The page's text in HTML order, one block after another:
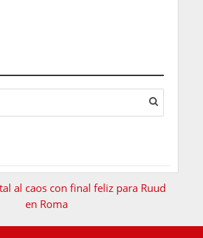
al caos con final feliz para Ruud
en Roma